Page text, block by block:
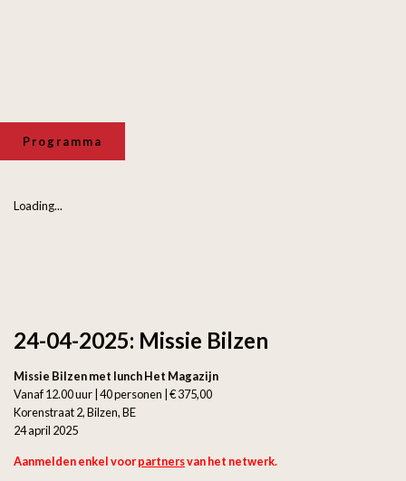
Programma
Loading...
24-04-2025: Missie Bilzen
Missie Bilzen met lunch Het Magazijn
Vanaf 12.00 uur | 40 personen | € 375,00
Korenstraat 2, Bilzen, BE
24 april 2025
Aanmelden enkel voorpartnersvan het netwerk.